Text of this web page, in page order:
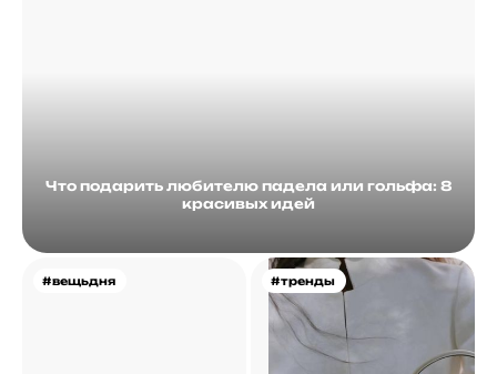
Что подарить любителю падела или гольфа: 8
красивых идей
#вещьдня #тренды